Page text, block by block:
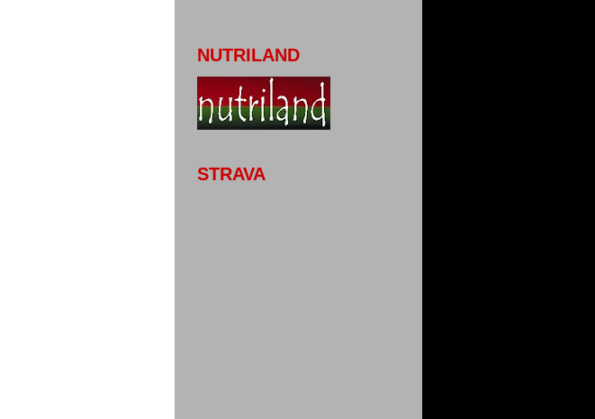
NUTRILAND
STRAVA